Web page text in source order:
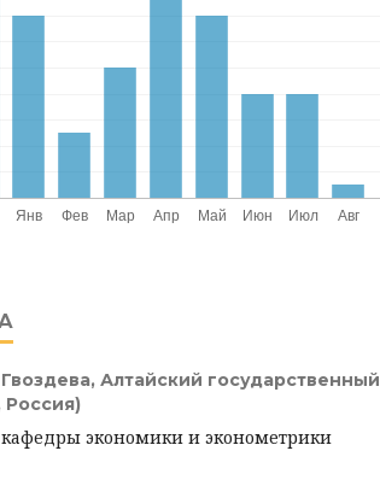
Алтайский государственный
Россия)
экономики и эконометрики